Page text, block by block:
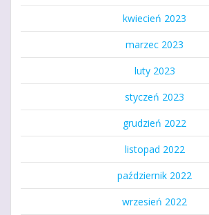
kwiecień 2023
marzec 2023
luty 2023
styczeń 2023
grudzień 2022
listopad 2022
październik 2022
wrzesień 2022